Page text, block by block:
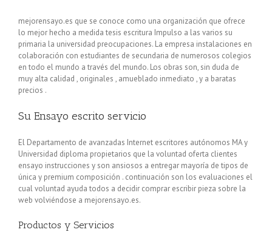
mejorensayo.es que se conoce como una organización que ofrece
lo mejor hecho a medida tesis escritura Impulso a las varios su
primaria la universidad preocupaciones. La empresa instalaciones en
colaboración con estudiantes de secundaria de numerosos colegios
en todo el mundo a través del mundo. Los obras son, sin duda de
muy alta calidad , originales , amueblado inmediato , y a baratas
precios .
Su Ensayo escrito servicio
El Departamento de avanzadas Internet escritores autónomos MA y
Universidad diploma propietarios que la voluntad oferta clientes
ensayo instrucciones y son ansiosos a entregar mayoría de tipos de
única y premium composición . continuación son los evaluaciones el
cual voluntad ayuda todos a decidir comprar escribir pieza sobre la
web volviéndose a mejorensayo.es.
Productos y Servicios